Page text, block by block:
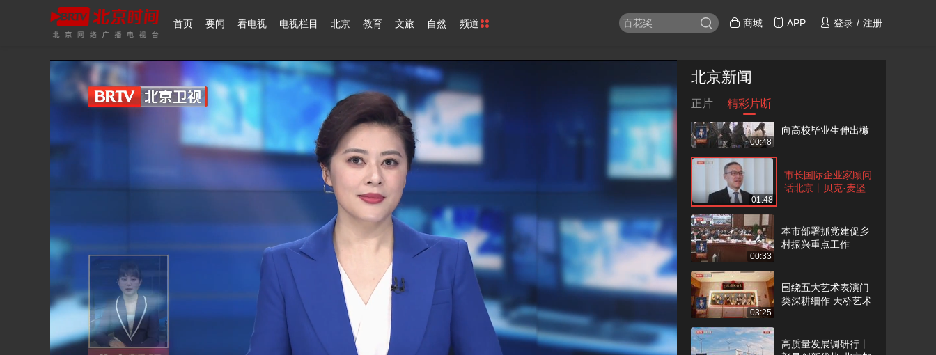
首页 要闻 看电视 电视栏目 北京 教育 文旅 自然 频道 登录 / 注册
商城 APP
北京新闻
正片 精彩片断
00:46
园宣讲活动举行
00:53
00:48
向高校毕业生伸出橄
01:48
市长国际企业家顾问
话北京丨贝克·麦坚
00:33
本市部署抓党建促乡
村振兴重点工作
03:25
围绕五大艺术表演门
类深耕细作 天桥艺术
高质量发展调研行丨